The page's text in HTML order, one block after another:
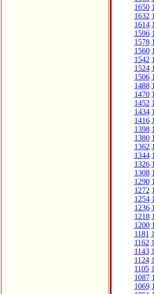
1650
1632
1614
1596
1578
1560
1542
1524
1506
1488
1470
1452
1434
1416
1398
1380
1362
1344
1326
1308
1290
1272
1254
1236
1218
1200
1181
1162
1143
1124
1105
1087
1069